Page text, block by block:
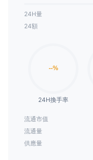
24H量
24額
24H換手率
流通市值
流通量
供應量